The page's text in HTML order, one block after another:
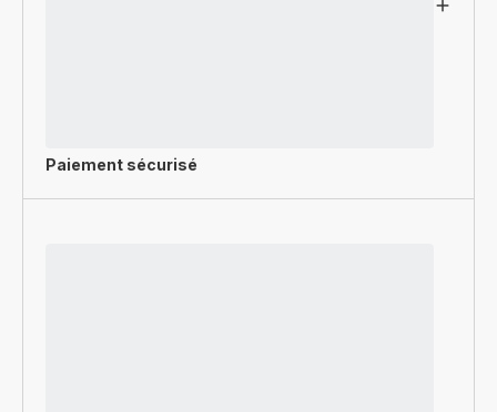
Paiement sécurisé